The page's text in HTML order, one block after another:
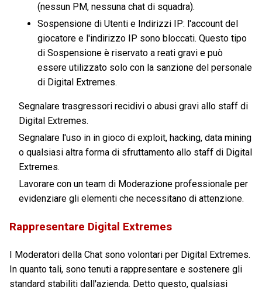
(nessun PM, nessuna chat di squadra).
Sospensione di Utenti e Indirizzi IP: l'account del
giocatore e l'indirizzo IP sono bloccati. Questo tipo
di Sospensione è riservato a reati gravi e può
essere utilizzato solo con la sanzione del personale
di Digital Extremes.
Segnalare trasgressori recidivi o abusi gravi allo staff di
Digital Extremes.
Segnalare l'uso in in gioco di exploit, hacking, data mining
o qualsiasi altra forma di sfruttamento allo staff di Digital
Extremes.
Lavorare con un team di Moderazione professionale per
evidenziare gli elementi che necessitano di attenzione.
Rappresentare Digital Extremes
I Moderatori della Chat sono volontari per Digital Extremes.
In quanto tali, sono tenuti a rappresentare e sostenere gli
standard stabiliti dall'azienda. Detto questo, qualsiasi